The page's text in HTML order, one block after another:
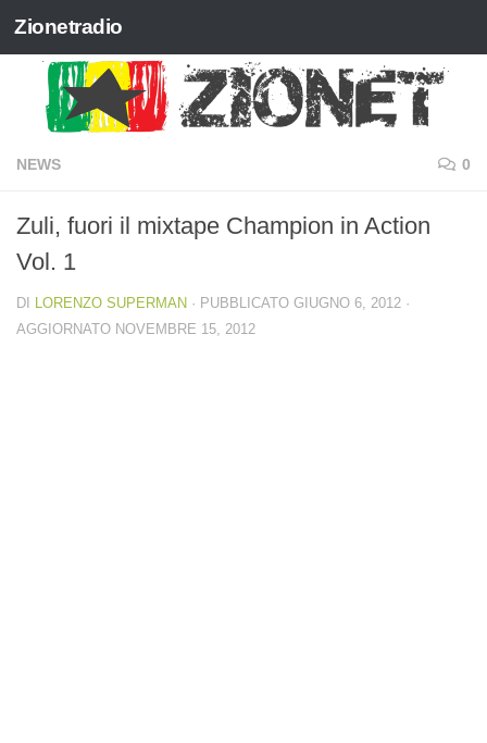
Salta al contenuto
Zionetradio
NEWS 0
Zuli, fuori il mixtape Champion in Action
Vol. 1
DI LORENZO SUPERMAN · PUBBLICATO GIUGNO 6, 2012 ·
AGGIORNATO NOVEMBRE 15, 2012